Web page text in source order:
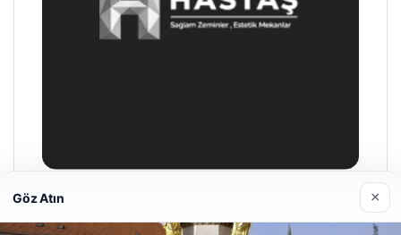
Prenses Night Club
29/04/2026
Göz Atın ×